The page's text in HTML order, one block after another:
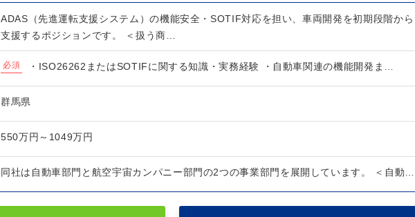
ADAS（先進運転支援システム）の機能安全・SOTIF対応を担い、車両開発を初期段階から
支援するポジションです。 ＜扱う商…
必須 ・ISO26262またはSOTIFに関する知識・実務経験 ・自動車関連の機能開発ま…
群馬県
550万円～1049万円
同社は自動車部門と航空宇宙カンパニー部門の2つの事業部門を展開しています。 ＜自動…